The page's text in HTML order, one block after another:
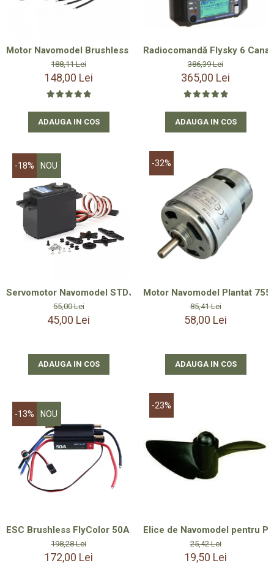
Motor Navomodel Brushless Outrunner - fara perii - 4250
188,11 Lei
148,00 Lei
ADAUGA IN COS
Radiocomandă Flysky 6
386,39 Lei
365,00 Lei
ADAUGA IN COS
-18% NOU
Servomotor Navomodel STDJX Servo PS-4806HB – 6.2
55,00 Lei
45,00 Lei
ADAUGA IN COS
-32%
Motor Navomodel Plantat
85,41 Lei
58,00 Lei
ADAUGA IN COS
-13% NOU
ESC Brushless FlyColor 50A 2-6S LiPo + Litiu Ion, UBEC
198,28 Lei
172,00 Lei
-23%
Elice de Navomodel pentru
25,42 Lei
19,50 Lei